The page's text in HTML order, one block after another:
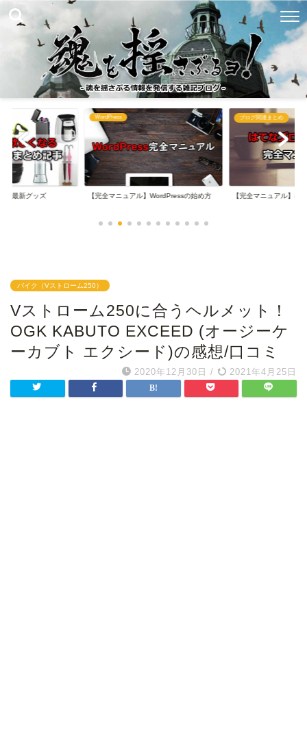
る最新グッズ
WordPress
【完全マニュアル】WordPressの始め方
ブログ関連まとめ
【完全マニュアル】は
バイク（Vストローム250）
Vストローム250に合うヘルメット！
OGK KABUTO EXCEED (オージーケ
ーカブト エクシード)の感想/口コミ
2020年12月30日 / 2021年4月25日